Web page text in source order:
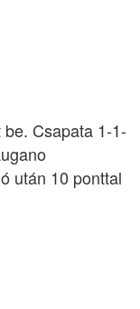
Csapata 1-1-
után 10 ponttal